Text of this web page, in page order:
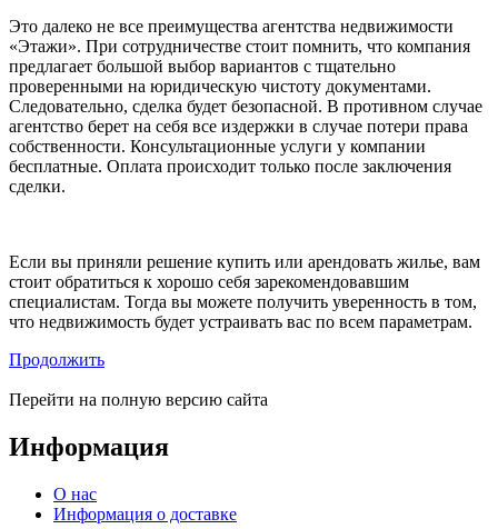
Это далеко не все преимущества агентства недвижимости
«Этажи». При сотрудничестве стоит помнить, что компания
предлагает большой выбор вариантов с тщательно
проверенными на юридическую чистоту документами.
Следовательно, сделка будет безопасной. В противном случае
агентство берет на себя все издержки в случае потери права
собственности. Консультационные услуги у компании
бесплатные. Оплата происходит только после заключения
сделки.
Если вы приняли решение купить или арендовать жилье, вам
стоит обратиться к хорошо себя зарекомендовавшим
специалистам. Тогда вы можете получить уверенность в том,
что недвижимость будет устраивать вас по всем параметрам.
Продолжить
Перейти на полную версию сайта
Информация
О нас
Информация о доставке